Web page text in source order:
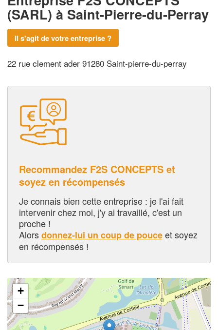
(SARL) à Saint-Pierre-du-Perray
Il s'agit de votre entreprise ?
22 rue clement ader 91280 Saint-pierre-du-perray
Recommandez F2S CONCEPTS et
soyez en récompensés
Je connais bien cette entreprise : je l'ai fait
intervenir chez moi, j'y ai travaillé, c'est un
proche !
Alorsdonnez-lui un coup de pouceet soyez
en récompensés !
+
−